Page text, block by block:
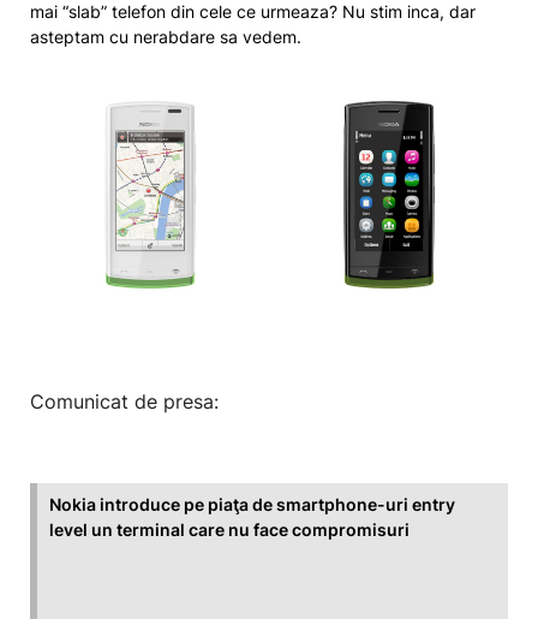
mai “slab” telefon din cele ce urmeaza? Nu stim inca, dar
asteptam cu nerabdare sa vedem.
Comunicat de presa:
Nokia introduce pe piaţa de smartphone-uri entry
level un terminal care nu face compromisuri